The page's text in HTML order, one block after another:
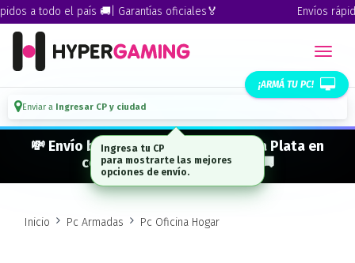
a todo el país 🚚| Garantías oficiales🏅 Envíos
¡ARMÁ TU PC!
Enviar a Ingresar CP y ciudad
💸 Envío bonificado a CABA · GBA · La Plata en
compras desde $ 300.000* 🚚
Inicio Pc Armadas Pc Oficina Hogar
Ingresa tu CP
para mostrarte las mejores
opciones de envío.